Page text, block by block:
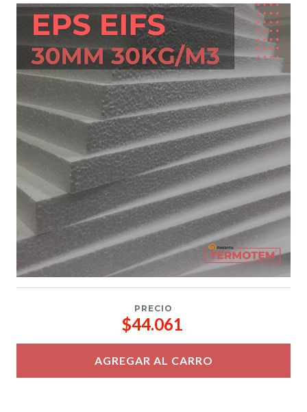
PRECIO
$44.061
AGREGAR AL CARRO